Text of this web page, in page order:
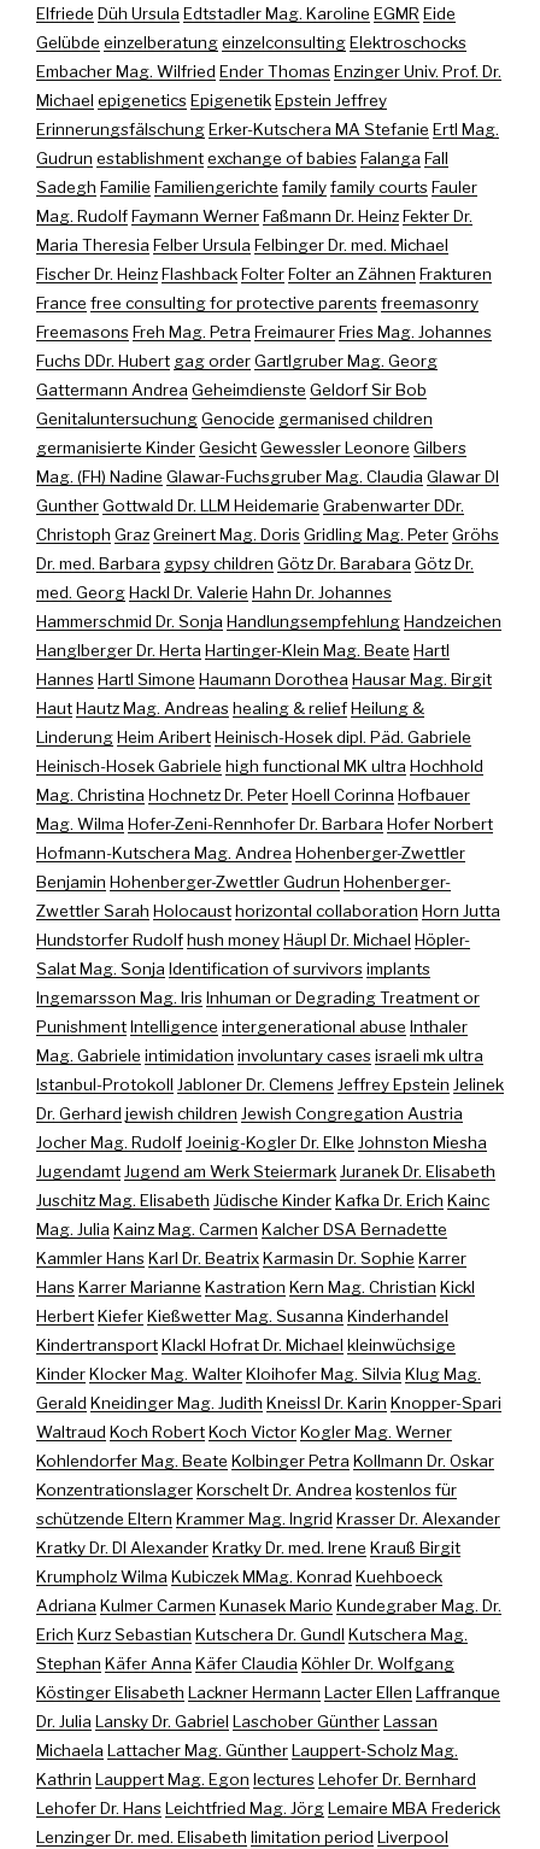
Elfriede Düh Ursula Edtstadler Mag. Karoline EGMR Eide
Gelübde einzelberatungeinzelconsultingElektroschocks
Embacher Mag. Wilfried Ender ThomasEnzinger Univ. Prof. Dr.
Michael epigeneticsEpigenetikEpstein Jeffrey
ErinnerungsfälschungErker-Kutschera MA Stefanie Ertl Mag.
Gudrun establishmentexchange of babiesFalanga Fall
Sadegh Familie Familiengerichte familyfamily courtsFauler
Mag. RudolfFaymann WernerFaßmann Dr. HeinzFekter Dr.
Maria Theresia Felber Ursula Felbinger Dr. med. Michael
Fischer Dr. HeinzFlashbackFolterFolter an Zähnen Frakturen
France free consulting for protective parentsfreemasonry
FreemasonsFreh Mag. Petra FreimaurerFries Mag. Johannes
Fuchs DDr. Hubert gag orderGartlgruber Mag. Georg
Gattermann Andrea Geheimdienste Geldorf Sir Bob
GenitaluntersuchungGenocide germanised children
germanisierte KinderGesichtGewessler Leonore Gilbers
Mag. (FH) Nadine Glawar-Fuchsgruber Mag. Claudia Glawar DI
GuntherGottwald Dr. LLM Heidemarie Grabenwarter DDr.
Christoph GrazGreinert Mag. DorisGridling Mag. PeterGröhs
Dr. med. Barbara gypsy children Götz Dr. Barabara Götz Dr.
med. GeorgHackl Dr. Valerie Hahn Dr. Johannes
Hammerschmid Dr. Sonja HandlungsempfehlungHandzeichen
Hanglberger Dr. Herta Hartinger-Klein Mag. Beate Hartl
HannesHartl Simone Haumann Dorothea Hausar Mag. Birgit
HautHautz Mag. Andreashealing & reliefHeilung &
LinderungHeim AribertHeinisch-Hosek dipl. Päd. Gabriele
Heinisch-Hosek Gabriele high functional MK ultra Hochhold
Mag. Christina Hochnetz Dr. PeterHoell Corinna Hofbauer
Mag. Wilma Hofer-Zeni-Rennhofer Dr. Barbara Hofer Norbert
Hofmann-Kutschera Mag. Andrea Hohenberger-Zwettler
Benjamin Hohenberger-Zwettler Gudrun Hohenberger-
Zwettler Sarah Holocausthorizontal collaboration Horn Jutta
Hundstorfer Rudolfhush moneyHäupl Dr. Michael Höpler-
Salat Mag. Sonja Identification of survivorsimplants
Ingemarsson Mag. IrisInhuman or Degrading Treatment or
PunishmentIntelligence intergenerational abuse Inthaler
Mag. Gabriele intimidation involuntary casesisraeli mk ultra
Istanbul-Protokoll Jabloner Dr. ClemensJeffrey Epstein Jelinek
Dr. Gerhard jewish children Jewish Congregation Austria
Jocher Mag. RudolfJoeinig-Kogler Dr. Elke Johnston Miesha
JugendamtJugend am Werk SteiermarkJuranek Dr. Elisabeth
Juschitz Mag. Elisabeth Jüdische KinderKafka Dr. Erich Kainc
Mag. Julia Kainz Mag. Carmen Kalcher DSA Bernadette
Kammler HansKarl Dr. BeatrixKarmasin Dr. Sophie Karrer
HansKarrer Marianne Kastration Kern Mag. Christian Kickl
HerbertKieferKießwetter Mag. Susanna Kinderhandel
KindertransportKlackl Hofrat Dr. Michael kleinwüchsige
KinderKlocker Mag. WalterKloihofer Mag. Silvia Klug Mag.
Gerald Kneidinger Mag. Judith Kneissl Dr. Karin Knopper-Spari
Waltraud Koch RobertKoch VictorKogler Mag. Werner
Kohlendorfer Mag. Beate Kolbinger Petra Kollmann Dr. Oskar
KonzentrationslagerKorschelt Dr. Andrea kostenlos für
schützende Eltern Krammer Mag. Ingrid Krasser Dr. Alexander
Kratky Dr. DI AlexanderKratky Dr. med. Irene Krauß Birgit
Krumpholz Wilma Kubiczek MMag. Konrad Kuehboeck
Adriana Kulmer Carmen Kunasek Mario Kundegraber Mag. Dr.
Erich Kurz Sebastian Kutschera Dr. Gundl Kutschera Mag.
Stephan Käfer Anna Käfer Claudia Köhler Dr. Wolfgang
Köstinger Elisabeth Lackner Hermann Lacter Ellen Laffranque
Dr. Julia Lansky Dr. Gabriel Laschober GüntherLassan
Michaela Lattacher Mag. GüntherLauppert-Scholz Mag.
Kathrin Lauppert Mag. Egon lecturesLehofer Dr. Bernhard
Lehofer Dr. HansLeichtfried Mag. JörgLemaire MBA Frederick
Lenzinger Dr. med. Elisabeth limitation period Liverpool